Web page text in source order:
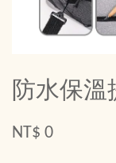
防水保溫
NT$ 0